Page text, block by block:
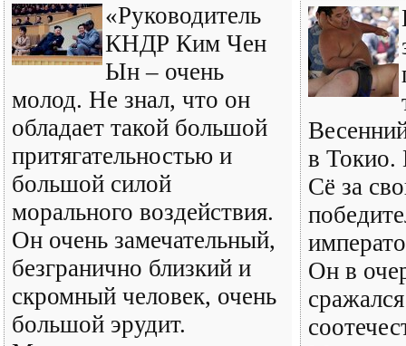
«Руководитель
КНДР Ким Чен
Ын – очень
молод. Не знал, что он
обладает такой большой
притягательностью и
большой силой
морального воздействия.
Он очень замечательный,
безгранично близкий и
скромный человек, очень
большой эрудит.
в Токио.
Сё за
Он в